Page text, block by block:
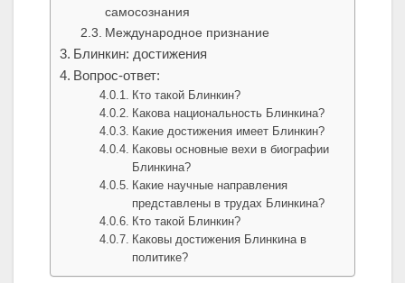
самосознания
Международное признание
Блинкин: достижения
Вопрос-ответ:
Кто такой Блинкин?
Какова национальность Блинкина?
Какие достижения имеет Блинкин?
Каковы основные вехи в биографии
Блинкина?
Какие научные направления
представлены в трудах Блинкина?
Кто такой Блинкин?
Каковы достижения Блинкина в
политике?